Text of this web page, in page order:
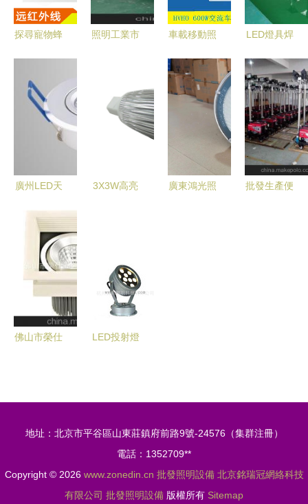
探尋寵物蜂
供應商的全
面解析
照明工業市
價格策略解
析
車載移動照
購指南、批
發價格與優
質廠家推薦
LED燈具焊
指南 價
格、批發與
廠家解析
廣州LED天
南 如何找
到優質平價
的燈具廠家
3X3W高亮
照明解決方
案
廣東鴻光照
批發生產便
佛山市榮仕
LED投射燈
地址：北京市平谷區山東莊鎮府前路9號-24576（集群注冊）
電話：1352709**
Copyright © 2026 www.zonedin.cn 批發照明設備 北京銘瑞冠網絡科技
有限公司 批發照明設備 版權所有 Sitemap